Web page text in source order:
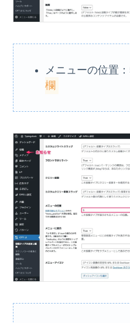
メニューの位置
欄